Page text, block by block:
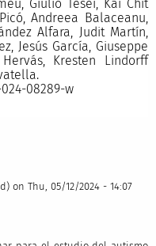
Giulio Tesei, Kai Chit
Andreea Balaceanu,
Alfara, Judit Martín,
Jesús García, Giuseppe
Kresten Lindorff
08289-w
on Thu, 05/12/2024 - 14:07